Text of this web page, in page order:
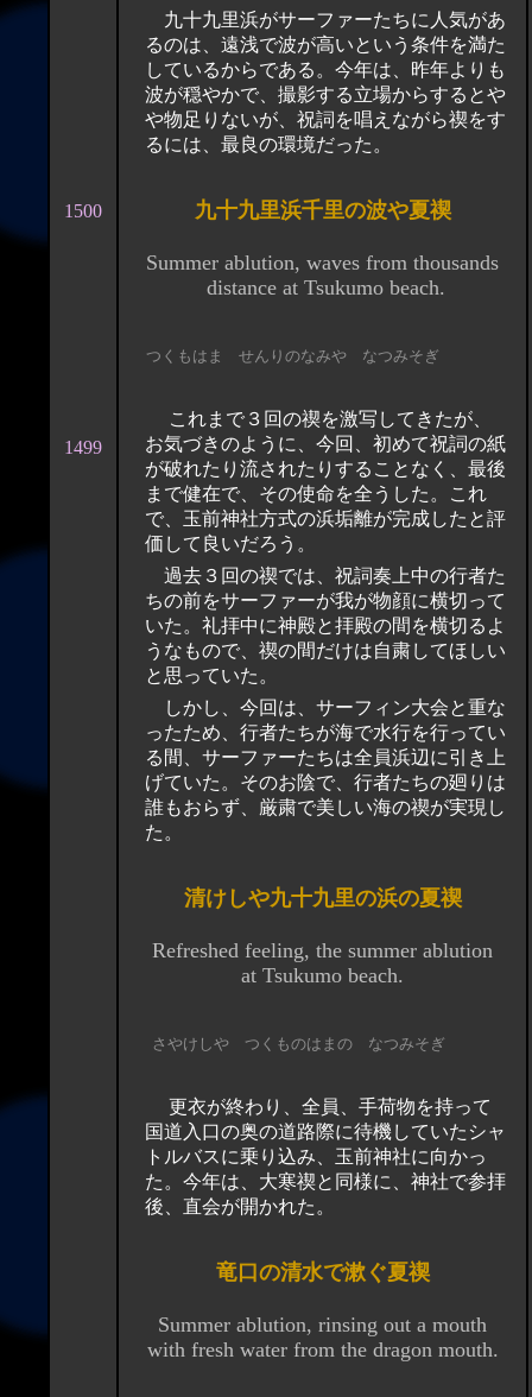
1500
1499
九十九里浜がサーファーたちに人気があ
るのは、遠浅で波が高いという条件を満た
しているからである。今年は、昨年よりも
波が穏やかで、撮影する立場からするとや
や物足りないが、祝詞を唱えながら禊をす
るには、最良の環境だった。
九十九里浜千里の波や夏禊
Summer ablution, waves from thousands
distance at Tsukumo beach.
つくもはま せんりのなみや なつみそぎ
お気づきのように、今回、初めて祝詞の紙
が破れたり流されたりすることなく、最後
まで健在で、その使命を全うした。これ
で、玉前神社方式の浜垢離が完成したと評
価して良いだろう。
過去３回の禊では、祝詞奏上中の行者た
ちの前をサーファーが我が物顔に横切って
いた。礼拝中に神殿と拝殿の間を横切るよ
うなもので、禊の間だけは自粛してほしい
と思っていた。
しかし、今回は、サーフィン大会と重な
ったため、行者たちが海で水行を行ってい
る間、サーファーたちは全員浜辺に引き上
げていた。そのお陰で、行者たちの廻りは
誰もおらず、厳粛で美しい海の禊が実現し
た。
清けしや九十九里の浜の夏禊
Refreshed feeling, the summer ablution
at Tsukumo beach.
さやけしや つくものはまの なつみそぎ
国道入口の奥の道路際に待機していたシャ
トルバスに乗り込み、玉前神社に向かっ
た。今年は、大寒禊と同様に、神社で参拝
後、直会が開かれた。
竜口の清水で漱ぐ夏禊
Summer ablution, rinsing out a mouth
with fresh water from the dragon mouth.